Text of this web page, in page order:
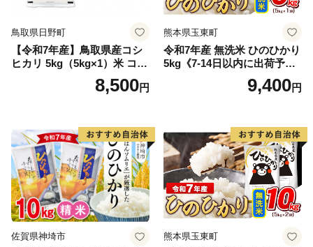
鳥取県日野町
【令和7年産】鳥取県産コシ
ヒカリ 5kg（5kg×1）米 コシ
ヒカリ こしひかり お米 白米
精米 5キロ おこめ こめ コメ
野町産 Elevation
8,500円
熊本県玉東町
令和7年産 無洗米 ひのひかり
5kg《7-14日以内に出荷予定
(土日祝除く)》コメ 米 無洗米
高レビュー｜人気米 熊本県
9,400円
佐賀県神埼市 熊本県玉東町